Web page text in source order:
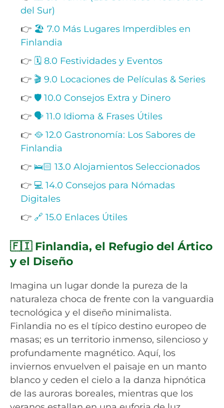
del Sur)
👉 🏖️ 7.0 Más Lugares Imperdibles en
Finlandia
👉 🗓️ 8.0 Festividades y Eventos
👉 🎬 9.0 Locaciones de Películas & Series
👉 🛡️ 10.0 Consejos Extra y Dinero
👉 🗣️ 11.0 Idioma & Frases Útiles
👉 🥘 12.0 Gastronomía: Los Sabores de
Finlandia
👉 🛌🏻 13.0 Alojamientos Seleccionados
👉 💻 14.0 Consejos para Nómadas
Digitales
👉 🔗 15.0 Enlaces Útiles
🇫🇮 Finlandia, el Refugio del Ártico
y el Diseño
Imagina un lugar donde la pureza de la
naturaleza choca de frente con la vanguardia
tecnológica y el diseño minimalista.
Finlandia no es el típico destino europeo de
masas; es un territorio inmenso, silencioso y
profundamente magnético. Aquí, los
inviernos envuelven el paisaje en un manto
blanco y ceden el cielo a la danza hipnótica
de las auroras boreales, mientras que los